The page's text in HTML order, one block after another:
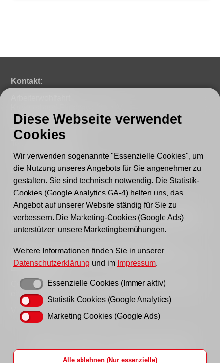
Kontakt:
Lindenstraße 46
15517 Fürstenwalde
Fax: 03361 - 592221
E-mail:post@awo-fuewa.de
Sprechzeiten Geschäftsstelle:
Sie erreichen uns persönlich telefonisch donnerstags
von 9–12 Uhr bzw. dienstags und donnerstags von 14–
16 Uhr.
Außerhalb der Sprechzeiten erreichen Sie uns
Kontaktformular.
Gern können Sie uns auch einen Brief schreiben oder
ein Fax senden.
Vielen Dank für Ihr Verständnis!
Hinweisgeberportal
AWO LAG Brandenburg
Diese Webseite verwendet
Cookies
Wir verwenden sogenannte "Essenzielle Cookies", um
die Nutzung unseres Angebots für Sie angenehmer zu
gestalten. Sie sind technisch notwendig. Die Statistik-
Cookies (Google Analytics GA-4) helfen uns, das
Angebot auf unserer Website ständig für Sie zu
verbessern. Die Marketing-Cookies (Google Ads)
unterstützen unsere Marketingbemühungen.
Weitere Informationen finden Sie in unserer
Datenschutzerklärung und im Impressum.
Essenzielle Cookies (Immer aktiv)
Statistik Cookies (Google Analytics)
Marketing Cookies (Google Ads)
Alle ablehnen (Nur essenzielle)